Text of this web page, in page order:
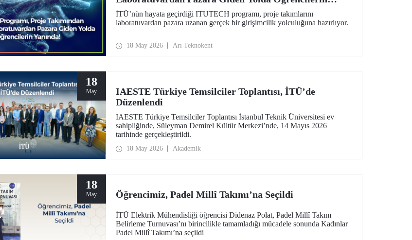
Yanında
İTÜ’nün hayata geçirdiği ITUTECH programı, proje takımlarını
laboratuvardan pazara uzanan gerçek bir girişimcilik yolculuğuna hazırlıyor.
18 May 2026 Arı Teknokent
18
May
IAESTE Türkiye Temsilciler Toplantısı, İTÜ’de
Düzenlendi
IAESTE Türkiye Temsilciler Toplantısı İstanbul Teknik Üniversitesi ev
sahipliğinde, Süleyman Demirel Kültür Merkezi’nde, 14 Mayıs 2026
tarihinde gerçekleştirildi.
18 May 2026 Akademik
18
May Öğrencimiz, Padel Millî Takımı’na Seçildi
İTÜ Elektrik Mühendisliği öğrencisi Didenaz Polat, Padel Millî Takım
Belirleme Turnuvası’nı birincilikle tamamladığı mücadele sonunda Kadınlar
Padel Millî Takımı’na seçildi